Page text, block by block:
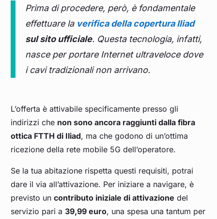
Prima di procedere, però, è fondamentale
effettuare la verifica della copertura Iliad
sul sito ufficiale. Questa tecnologia, infatti,
nasce per portare Internet ultraveloce dove
i cavi tradizionali non arrivano.
L’offerta è attivabile specificamente presso gli
indirizzi che non sono ancora raggiunti dalla fibra
ottica FTTH di Iliad, ma che godono di un’ottima
ricezione della rete mobile 5G dell’operatore.
Se la tua abitazione rispetta questi requisiti, potrai
dare il via all’attivazione. Per iniziare a navigare, è
previsto uncontributo iniziale di attivazione del
servizio pari a 39,99 euro, una spesa una tantum per